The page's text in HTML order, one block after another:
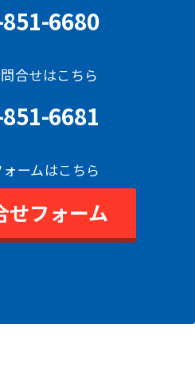
6680
合せはこちら
6681
ームはこちら
せフォーム